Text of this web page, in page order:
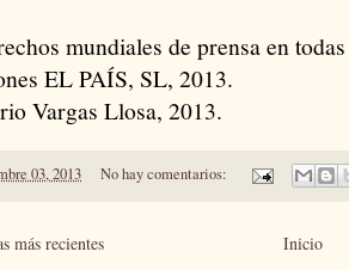
mundiales de prensa en
EL PAÍS, SL, 2013.
Vargas Llosa, 2013.
03, 2013 No hay comentarios:
más recientes Inicio